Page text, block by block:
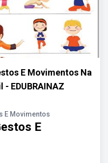
E Movimentos Na
EDUBRAINAZ
E Movimentos
E